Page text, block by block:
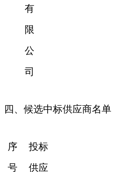
有
限
公
司
四、候选中标供应商名单
序
号
投标
供应